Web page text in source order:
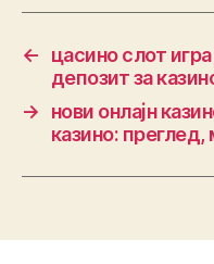
←
цасино слот
депозит за
→
нови онлајн
казино: